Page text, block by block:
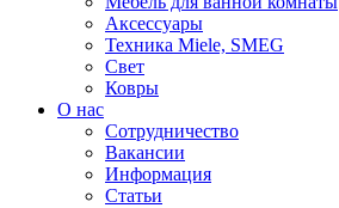
Аксессуары
Техника Miele, SMEG
Свет
Ковры
О нас
Сотрудничество
Вакансии
Информация
Статьи